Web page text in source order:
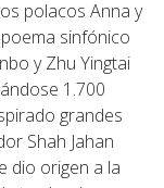
polacos Anna y
sinfónico
y Zhu Yingtai
1.700
grandes
Shah Jahan
dio origen a la